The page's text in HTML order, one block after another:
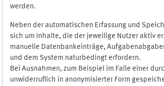
werden.
Neben der automatischen Erfassung und
sich um Inhalte, die der jeweilige Nutzer aktiv
manuelle Datenbankeinträge,
und dem System naturbedingt erfordern.
Bei Ausnahmen, zum Beispiel im Falle einer
unwiderruflich in anonymisierter Form